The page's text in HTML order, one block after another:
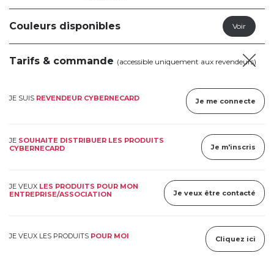
Couleurs disponibles
Tarifs & commande (accessible uniquement aux revendeurs)
JE SUIS REVENDEUR CYBERNECARD Je me connecte
JE SOUHAITE DISTRIBUER LES PRODUITS
CYBERNECARD
Je m'inscris
JE VEUX LES PRODUITS POUR MON
ENTREPRISE/ASSOCIATION
Je veux être contacté
JE VEUX LES PRODUITS POUR MOI Cliquez ici